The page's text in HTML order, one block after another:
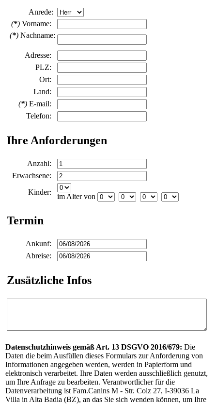
Anrede:
(*) Vorname:
(*) Nachname:
Adresse:
PLZ:
Ort:
Land:
(*) E-mail:
Telefon:
Ihre Anforderungen
Anzahl:
Erwachsene:
Kinder:
im Alter von
Termin
Ankunf:
Abreise:
Zusätzliche Infos
Datenschutzhinweis gemäß Art. 13 DSGVO 2016/679: Die
Daten die beim Ausfüllen dieses Formulars zur Anforderung von
Informationen angegeben werden, werden in Papierform und
elektronisch verarbeitet. Ihre Daten werden ausschließlich genutzt,
um Ihre Anfrage zu bearbeiten. Verantwortlicher für die
Datenverarbeitung ist Fam.Canins M - Str. Colz 27, I-39036 La
Villa in Alta Badia (BZ), an das Sie sich wenden können, um Ihre